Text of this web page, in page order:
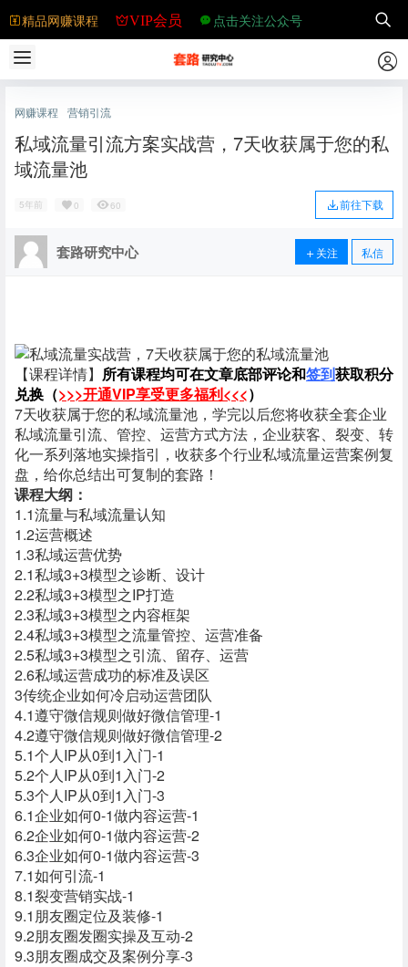
精品网赚课程 VIP会员 点击关注公众号
网赚课程 营销引流
私域流量引流方案实战营，7天收获属于您的私
域流量池
5年前 0 60 前往下载
套路研究中心 关注 私信
【课程详情】 所有课程均可在文章底部评论和签到获取积分
兑换（>>>开通VIP享受更多福利<<<）
7天收获属于您的私域流量池，学完以后您将收获全套企业
私域流量引流、管控、运营方式方法，企业获客、裂变、转
化一系列落地实操指引，收获多个行业私域流量运营案例复
盘，给你总结出可复制的套路！
课程大纲：
1.1流量与私域流量认知
1.2运营概述
1.3私域运营优势
2.1私域3+3模型之诊断、设计
2.2私域3+3模型之IP打造
2.3私域3+3模型之内容框架
2.4私域3+3模型之流量管控、运营准备
2.5私域3+3模型之引流、留存、运营
2.6私域运营成功的标准及误区
3传统企业如何冷启动运营团队
4.1遵守微信规则做好微信管理-1
4.2遵守微信规则做好微信管理-2
5.1个人IP从0到1入门-1
5.2个人IP从0到1入门-2
5.3个人IP从0到1入门-3
6.1企业如何0-1做内容运营-1
6.2企业如何0-1做内容运营-2
6.3企业如何0-1做内容运营-3
7.1如何引流-1
8.1裂变营销实战-1
9.1朋友圈定位及装修-1
9.2朋友圈发圈实操及互动-2
9.3朋友圈成交及案例分享-3